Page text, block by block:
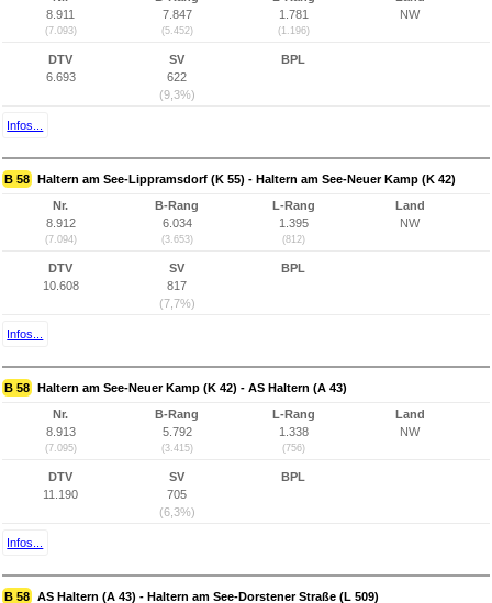
8.911
(7.093)
7.847
(5.452)
1.781
(1.196)
NW
DTV
6.693
SV
622
(9,3%)
BPL
Infos...
B 58 Haltern am See-Lippramsdorf (K 55) - Haltern am See-Neuer Kamp (K 42)
Nr.
8.912
(7.094)
B-Rang
6.034
(3.653)
L-Rang
1.395
(812)
Land
NW
DTV
10.608
SV
817
(7,7%)
BPL
Infos...
B 58 Haltern am See-Neuer Kamp (K 42) - AS Haltern (A 43)
Nr.
8.913
(7.095)
B-Rang
5.792
(3.415)
L-Rang
1.338
(756)
Land
NW
DTV
11.190
SV
705
(6,3%)
BPL
Infos...
B 58 AS Haltern (A 43) - Haltern am See-Dorstener Straße (L 509)